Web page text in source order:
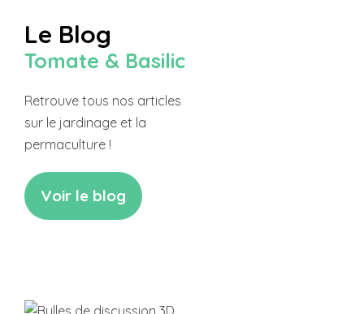
Le Blog
Tomate & Basilic
Retrouve tous nos articles
sur le jardinage et la
permaculture !
Voir le blog